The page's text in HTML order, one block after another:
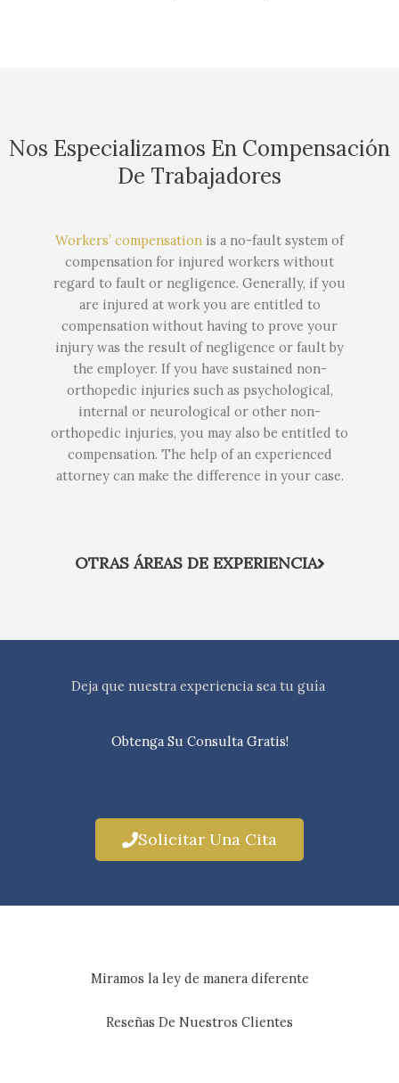
Nos Especializamos En Compensación
De Trabajadores
Workers’ compensation is a no-fault system of
compensation for injured workers without
regard to fault or negligence. Generally, if you
are injured at work you are entitled to
compensation without having to prove your
injury was the result of negligence or fault by
the employer. If you have sustained non-
orthopedic injuries such as psychological,
internal or neurological or other non-
orthopedic injuries, you may also be entitled to
compensation. The help of an experienced
attorney can make the difference in your case.
OTRAS ÁREAS DE EXPERIENCIA
Deja que nuestra experiencia sea tu guía
Obtenga Su Consulta Gratis!
Solicitar Una Cita
Miramos la ley de manera diferente
Reseñas De Nuestros Clientes